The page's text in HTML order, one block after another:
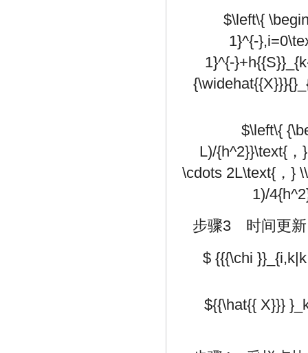
$\left\{
1}^{-
1}^{-
$\left\{
L)/{h^2}}\text{
\cdots 2L\text{，}
1)/
步骤3 时间更新
$ {{{\chi
${{\hat{{ X}}}